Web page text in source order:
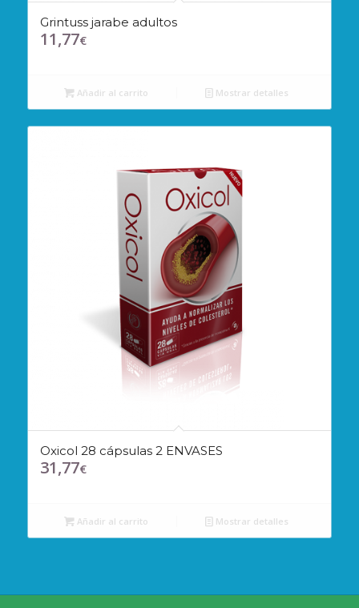
Grintuss jarabe adultos
11,77€
Añadir al carrito Mostrar detalles
Oxicol 28 cápsulas 2 ENVASES
31,77€
Añadir al carrito Mostrar detalles